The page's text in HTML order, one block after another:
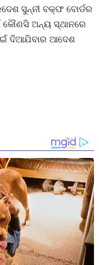
ସୁନ୍ନୀ ବକ୍ଫ ବୋର୍ଡର
କୌଣସି ଅନ୍ୟ ସ୍ଥାନରେ
ଦିଆଯିବାର ଆଦେଶ